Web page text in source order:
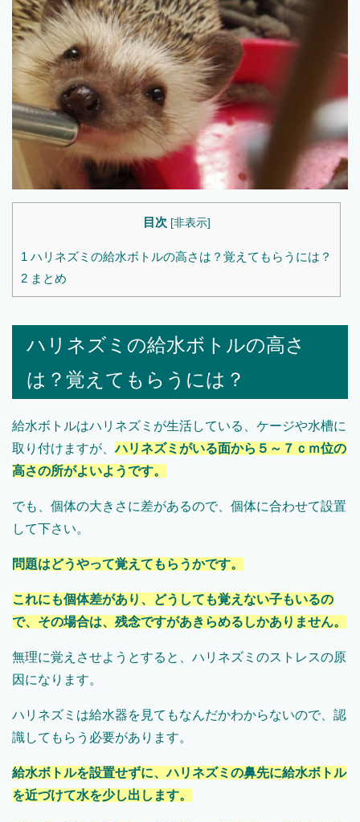
目次 [非表示]
1 ハリネズミの給水ボトルの高さは？覚えてもらうには？
2 まとめ
ハリネズミの給水ボトルの高さ
は？覚えてもらうには？
給水ボトルはハリネズミが生活している、ケージや水槽に
取り付けますが、ハリネズミがいる面から５～７ｃｍ位の
高さの所がよいようです。
でも、個体の大きさに差があるので、個体に合わせて設置
して下さい。
問題はどうやって覚えてもらうかです。
これにも個体差があり、どうしても覚えない子もいるの
で、その場合は、残念ですがあきらめるしかありません。
無理に覚えさせようとすると、ハリネズミのストレスの原
因になります。
ハリネズミは給水器を見てもなんだかわからないので、認
識してもらう必要があります。
給水ボトルを設置せずに、ハリネズミの鼻先に給水ボトル
を近づけて水を少し出します。